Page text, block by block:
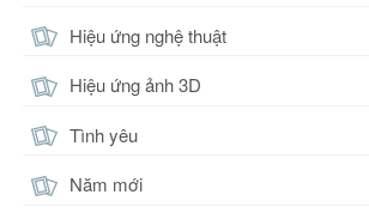
Hiệu ứng nghệ thuật
Hiệu ứng ảnh 3D
Tình yêu
Năm mới